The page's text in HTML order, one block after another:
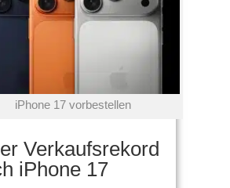
iPhone 17 vorbestellen
Verkaufsrekord
iPhone 17